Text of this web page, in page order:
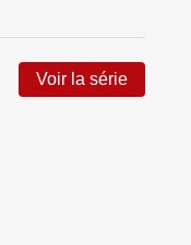
Voir la série